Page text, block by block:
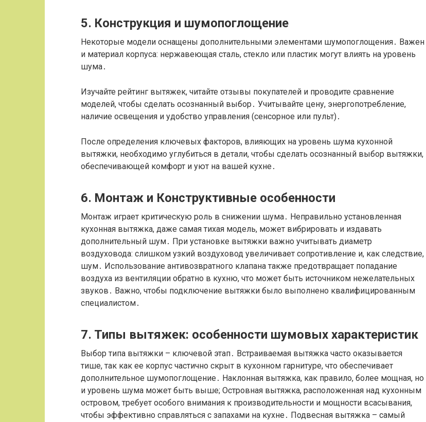
5․ Конструкция и шумопоглощение
Некоторые модели оснащены дополнительными элементами шумопоглощения․ Важен
и материал корпуса: нержавеющая сталь, стекло или пластик могут влиять на уровень
шума․
Изучайте рейтинг вытяжек, читайте отзывы покупателей и проводите сравнение
моделей, чтобы сделать осознанный выбор․ Учитывайте цену, энергопотребление,
наличие освещения и удобство управления (сенсорное или пульт)․
После определения ключевых факторов, влияющих на уровень шума кухонной
вытяжки, необходимо углубиться в детали, чтобы сделать осознанный выбор вытяжки,
обеспечивающей комфорт и уют на вашей кухне․
6․ Монтаж и Конструктивные особенности
Монтаж играет критическую роль в снижении шума․ Неправильно установленная
кухонная вытяжка, даже самая тихая модель, может вибрировать и издавать
дополнительный шум․ При установке вытяжки важно учитывать диаметр
воздуховода: слишком узкий воздуховод увеличивает сопротивление и, как следствие,
шум․ Использование антивозвратного клапана также предотвращает попадание
воздуха из вентиляции обратно в кухню, что может быть источником нежелательных
звуков․ Важно, чтобы подключение вытяжки было выполнено квалифицированным
специалистом․
7․ Типы вытяжек: особенности шумовых характеристик
Выбор типа вытяжки – ключевой этап․ Встраиваемая вытяжка часто оказывается
тише, так как ее корпус частично скрыт в кухонном гарнитуре, что обеспечивает
дополнительное шумопоглощение․ Наклонная вытяжка, как правило, более мощная, но
и уровень шума может быть выше; Островная вытяжка, расположенная над кухонным
островом, требует особого внимания к производительности и мощности всасывания,
чтобы эффективно справляться с запахами на кухне․ Подвесная вытяжка – самый